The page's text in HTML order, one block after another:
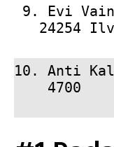
9.
Evi
24254
10. Anti
4700